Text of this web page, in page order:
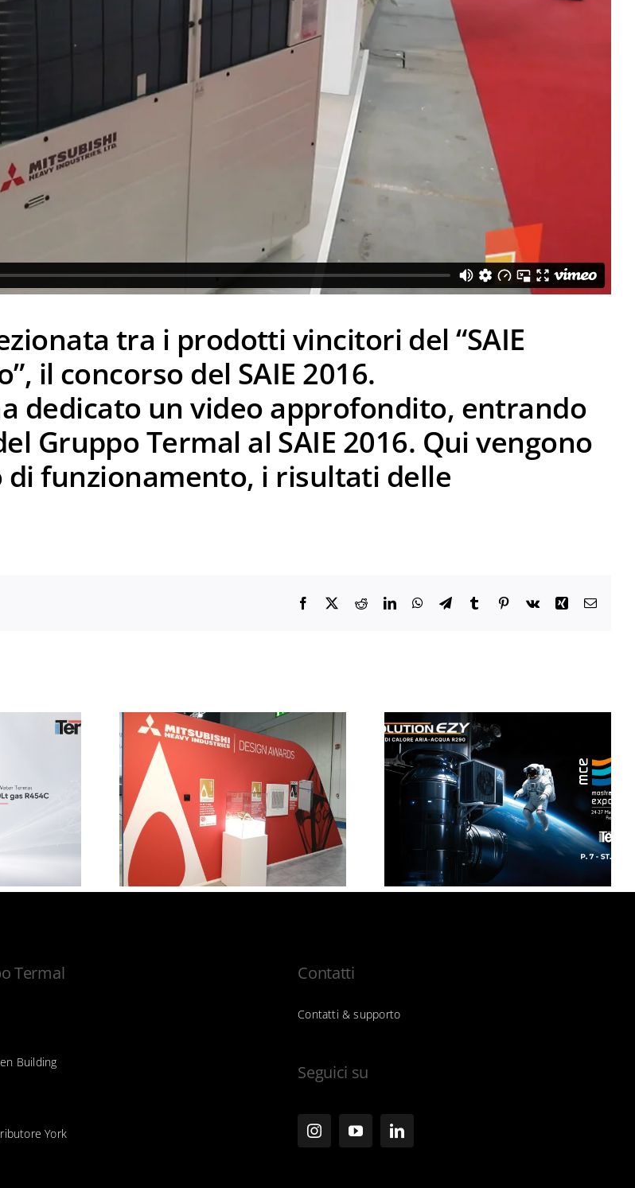
tra i prodotti vincitori del “SAIE
il concorso del SAIE 2016.
dedicato un video approfondito, entrando
Gruppo Termal al SAIE 2016. Qui vengono
funzionamento, i risultati delle
Facebook RedditLinkedInWhatsApp
TelegramTumblrPinterest
Vk Xing Email
grazie per
lo
Mitsubishi Heavy
Industries sarà a
MCE 2026 (24–27
marzo)
Hydrolution EZY
R290 vince il
Platinum A’ Design
Award 2026
Termal
Building
York
Contatti
Contatti & supporto
Seguici su